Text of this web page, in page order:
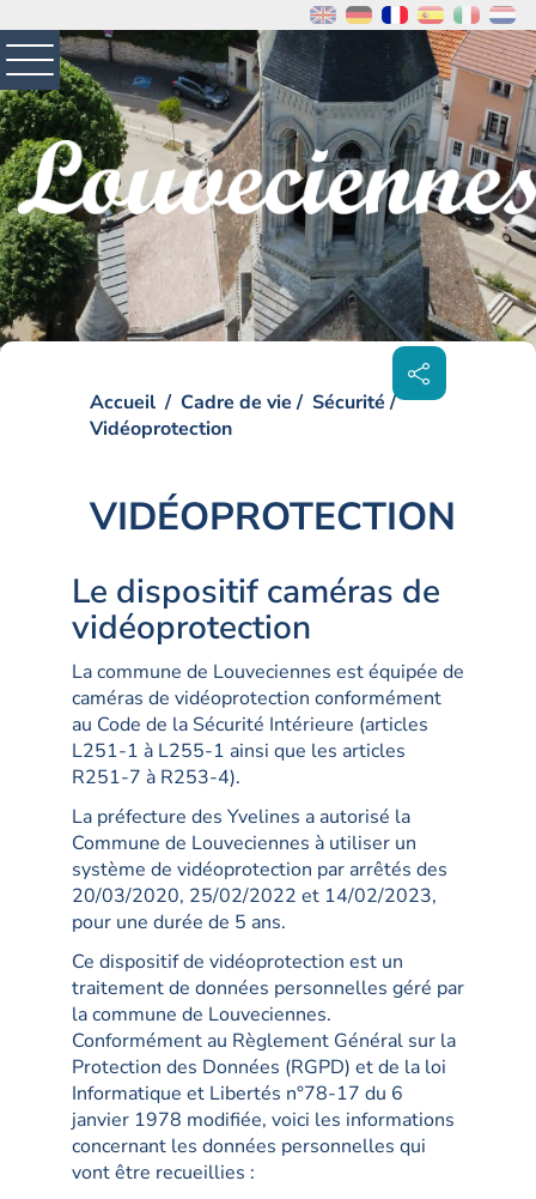
MENU
PRINCIPAL
Visiter la page accueil du site de Louveciennes
Accueil Cadre de vie
Sécurité
Vidéoprotection
Partager
sur les
réseaux
sociaux
VIDÉOPROTECTION
Le dispositif caméras de
vidéoprotection
La commune de Louveciennes est équipée de
caméras de vidéoprotection conformément
au Code de la Sécurité Intérieure (articles
L251-1 à L255-1 ainsi que les articles
R251-7 à R253-4).
La préfecture des Yvelines a autorisé la
Commune de Louveciennes à utiliser un
système de vidéoprotection par arrêtés des
20/03/2020, 25/02/2022 et 14/02/2023,
pour une durée de 5 ans.
Ce dispositif de vidéoprotection est un
traitement de données personnelles géré par
la commune de Louveciennes.
Conformément au Règlement Général sur la
Protection des Données (RGPD) et de la loi
Informatique et Libertés n°78-17 du 6
janvier 1978 modifiée, voici les informations
concernant les données personnelles qui
vont être recueillies :